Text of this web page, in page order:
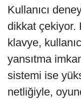
Kullanıcı
dikkat çekiyor.
klavye,
yansıtma
sistemi ise
netliğiyle,